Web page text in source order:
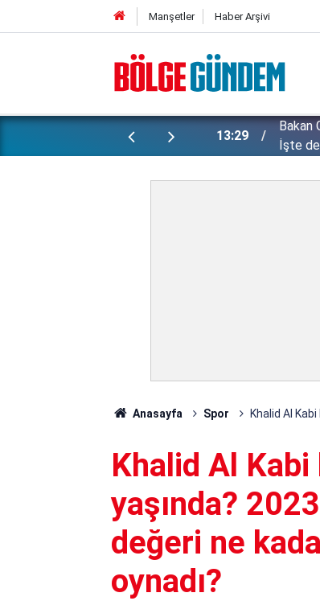
Manşetler Haber Arşivi
yapılan gizli planları deşifre etti! 13:29
Bakan
İşte
Anasayfa Spor Khalid Al
Khalid Al
yaşında?
değeri ne
oynadı?